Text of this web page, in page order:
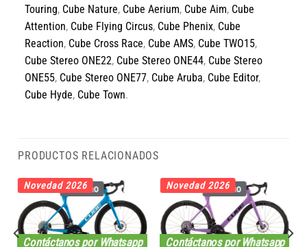
Touring, Cube Nature, Cube Aerium, Cube Aim, Cube
Attention, Cube Flying Circus, Cube Phenix, Cube
Reaction, Cube Cross Race, Cube AMS, Cube TWO15,
Cube Stereo ONE22, Cube Stereo ONE44, Cube Stereo
ONE55, Cube Stereo ONE77, Cube Aruba, Cube Editor,
Cube Hyde, Cube Town.
PRODUCTOS RELACIONADOS
Carbono
Contáctanos por Whatsapp
Novedad 2026 Carbono
Contáctanos por Whatsapp
Novedad 2026